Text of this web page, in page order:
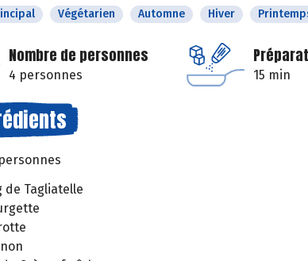
Végétarien Automne Hiver
Nombre de personnes
4 personnes 15 min
de Tagliatelle